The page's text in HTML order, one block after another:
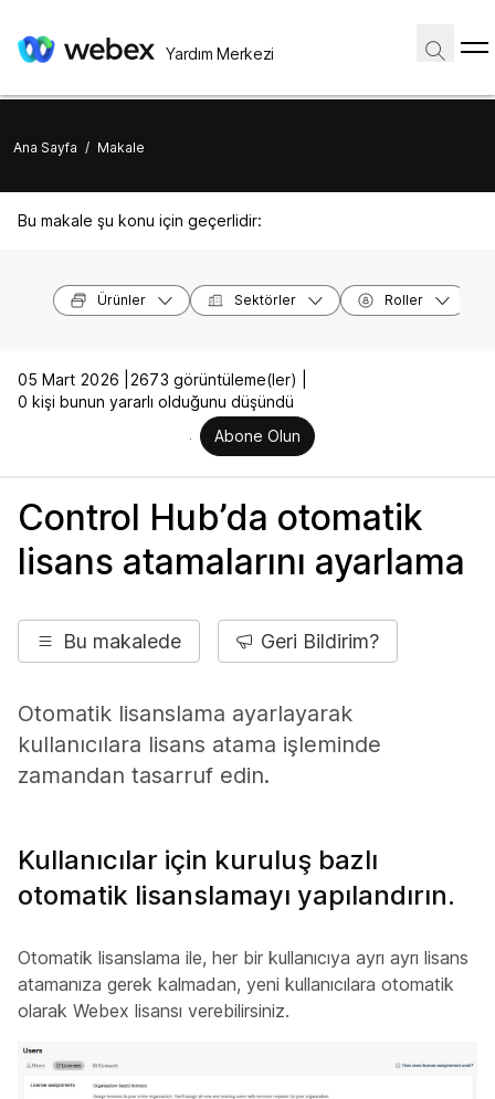
Yardım Merkezi
Ana Sayfa / Makale
Bu makale şu konu için geçerlidir:
Ürünler Sektörler Roller
05 Mart 2026 |
2673 görüntüleme(ler) |
0 kişi bunun yararlı olduğunu düşündü
Abone Olun
Control Hub’da otomatik
lisans atamalarını ayarlama
Bu makalede Geri Bildirim?
Otomatik lisanslama ayarlayarak
kullanıcılara lisans atama işleminde
zamandan tasarruf edin.
Kullanıcılar için kuruluş bazlı
otomatik lisanslamayı yapılandırın.
Otomatik lisanslama ile, her bir kullanıcıya ayrı ayrı lisans
atamanıza gerek kalmadan, yeni kullanıcılara otomatik
olarak Webex lisansı verebilirsiniz.